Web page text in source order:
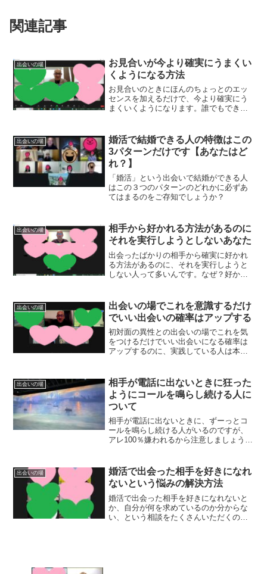
関連記事
出会いの場
お見合いが今より確実にうまくい
くようになる方法
お見合いのときにほんのちょっとのエッ
センスを加えるだけで、今より確実にう
まくいくようになります。誰でもできる
出会いの場
婚活で結婚できる人の特徴はこの
3パターンだけです【あなたはど
れ？】
「婚活」という出会いで結婚ができる人
はこの３つのパターンのどれかに必ずあ
てはまるのをご存知でしょうか？
出会いの場
相手から好かれる方法があるのに
それを実行しようとしないあなた
出会ったばかりの相手から確実に好かれ
る方法があるのに、それを実行しようと
しない人って多いんです。なぜ？好かれ
出会いの場
出会いの場でこれを意識するだけ
でいい出会いの確率はアップする
初対面の異性との出会いの場でこれを気
をつけるだけでいい出会いになる確率は
アップするのに、実践している人は本当
出会いの場
相手が電話に出ないときに狂った
ようにコールを鳴らし続ける人に
ついて
相手が電話に出ないときに、ずーっとコ
ールを鳴らし続ける人がいるのですが、
アレ100％嫌われるから注意しましょう
出会いの場
婚活で出会った相手を好きになれ
ないという悩みの解決方法
婚活で出会った相手を好きになれないと
か、自分が何を求めているのか分からな
い、という相談をたくさんいただくので